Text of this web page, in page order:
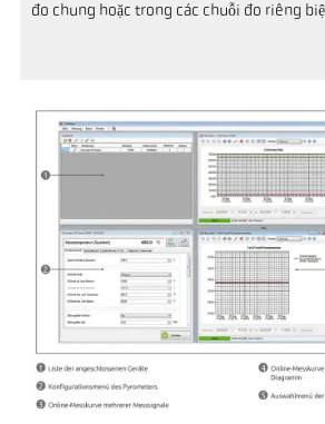
đo chung hoặc trong các chuỗi đo riêng